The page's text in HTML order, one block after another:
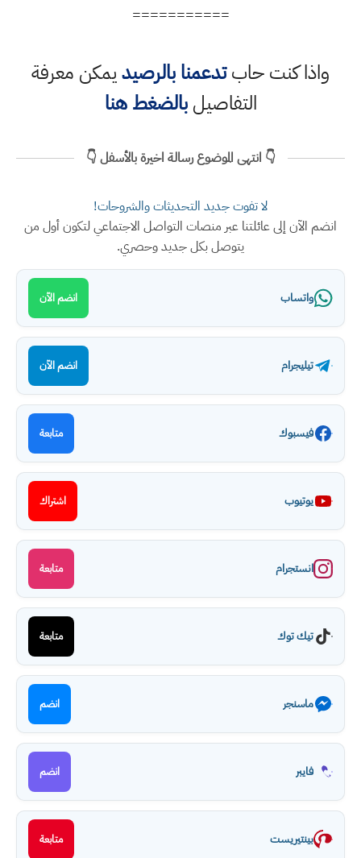
===========
واذا كنت حابتدعمنا بالرصيديمكن معرفة
التفاصيلبالضغط هنا
👇 انتهى الموضوع رسالة اخيرة بالأسفل 👇
لا تفوت جديد التحديثات والشروحات!
انضم الآن إلى عائلتنا عبر منصات التواصل الاجتماعي لتكون أول من
يتوصل بكل جديد وحصري.
واتساب انضم الآن
تيليجرام انضم الآن
فيسبوك متابعة
يوتيوب اشتراك
انستجرام متابعة
تيك توك متابعة
ماسنجر انضم
فايبر انضم
بينتيريست متابعة